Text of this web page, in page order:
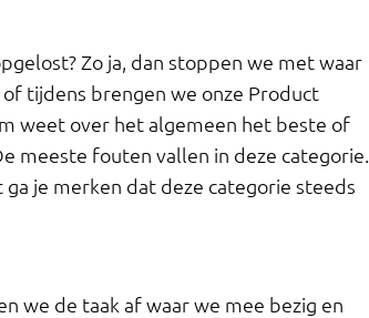
Zo ja, dan stoppen we met waar
tijdens brengen we onze Product
weet over het algemeen het beste of
meeste fouten vallen in deze categorie.
je merken dat deze categorie steeds
we de taak af waar we mee bezig en